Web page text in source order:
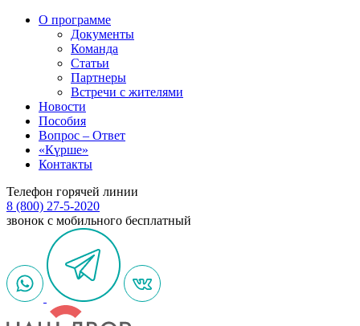
О программе
Документы
Команда
Статьи
Партнеры
Встречи с жителями
Новости
Пособия
Вопрос – Ответ
«Күрше»
Контакты
Телефон горячей линии
8 (800) 27-5-2020
звонок с мобильного бесплатный